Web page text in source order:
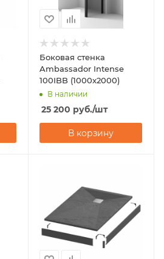
Боковая стенка
Ambassador Intense
100IBB (1000x2000)
В наличии
25 200 руб./шт
В корзину